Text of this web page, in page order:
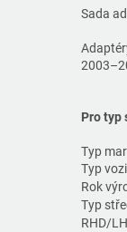
Sada
Pro typ
Typ
Typ
Rok
Typ
RHD/